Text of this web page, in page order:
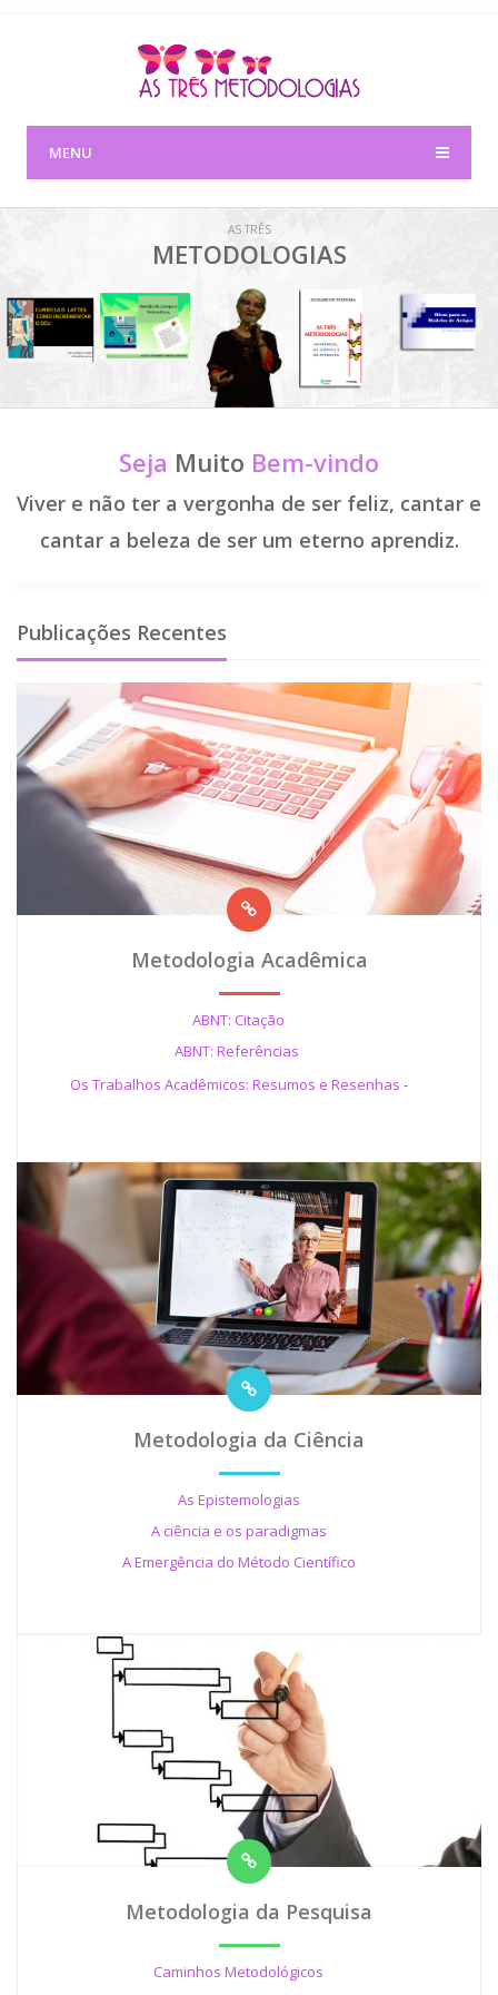
MENU
AS TRÊS
METODOLOGIAS
Seja Muito Bem-vindo
Viver e não ter a vergonha de ser feliz, cantar e
cantar a beleza de ser um eterno aprendiz.
Publicações Recentes
Metodologia Acadêmica
ABNT: Citação
ABNT: Referências
Os Trabalhos Acadêmicos: Resumos e Resenhas -
Metodologia da Ciência
As Epistemologias
A ciência e os paradigmas
A Emergência do Método Científico
Metodologia da Pesquisa
Caminhos Metodológicos